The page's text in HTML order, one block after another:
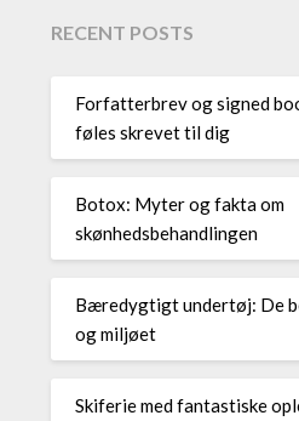
RECENT POSTS
Forfatterbrev og signed
føles skrevet til dig
Botox: Myter og fakta om
skønhedsbehandlingen
Bæredygtigt undertøj: De
og miljøet
Skiferie med fantastiske